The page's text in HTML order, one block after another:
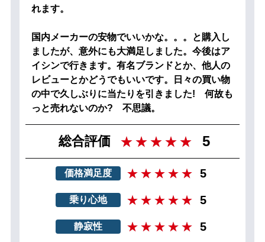
れます。
国内メーカーの安物でいいかな。。。と購入し
ましたが、意外にも大満足しました。今後はア
イシンで行きます。有名ブランドとか、他人の
レビューとかどうでもいいです。日々の買い物
の中で久しぶりに当たりを引きました! 何故も
っと売れないのか? 不思議。
総合評価 5
価格満足度 5
乗り心地 5
静寂性 5